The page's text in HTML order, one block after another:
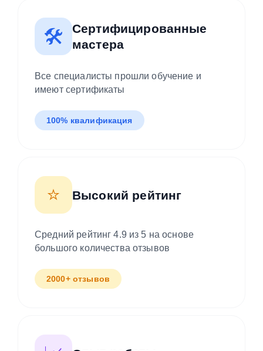
🛠️
Сертифицированные
мастера
Все специалисты прошли обучение и
100% квалификация
⭐ Высокий рейтинг
Средний рейтинг 4.9 из 5 на основе
2000+ отзывов